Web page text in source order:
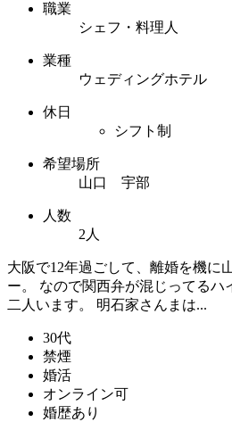
職業
シェフ・料理人
業種
ウェディングホテル
休日
シフト制
希望場所
山口 宇部
人数
2人
大阪で12年過ごして、離婚を機に
ー。 なので関西弁が混じってるハ
二人います。 明石家さんまは...
30代
禁煙
婚活
オンライン可
婚歴あり